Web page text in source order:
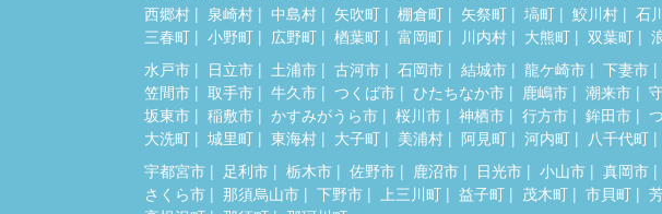
西郷村
泉崎村 中島村 矢吹町 棚倉町 矢祭町 塙町 鮫川村
石
三春町
小野町 広野町 楢葉町 富岡町 川内村 大熊町 双葉町
水戸市 日立市 土浦市 古河市 石岡市 結城市 龍ケ崎市
下妻市
笠間市
取手市 牛久市 つくば市 ひたちなか市 鹿嶋市 潮来市
坂東市
稲敷市 かすみがうら市 桜川市 神栖市 行方市 鉾田市
大洗町
城里町 東海村 大子町 美浦村 阿見町 河内町 八千代町
宇都宮市 足利市 栃木市 佐野市 鹿沼市 日光市 小山市
真岡市
さくら市
那須烏山市 下野市 上三川町 益子町 茂木町 市貝町